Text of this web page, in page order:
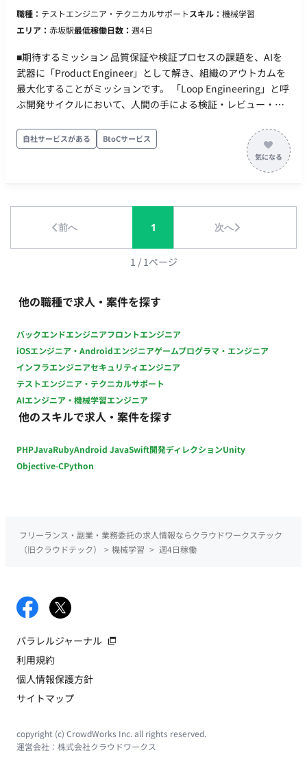
トの意思決定を促すための「ストーリー」として構成し、分か
りやすい提案資料（PowerPoint等）を作成する。 ・インサイ
か」「次はどうすべきか」という深い示唆を導き出し、クライ
アントのネクストアクションを具体化する。 クライアントコミ
ュニケーション プロジェクトの報告会において、自身の分析パ
ートに関する報告や質疑応答を主体的に行う。 ■チーム体制 ・
発フェーズと予定 事業拡大フェーズに伴い、人員増を計画して
います。 ■案件の魅力（会社について・サービスについて） ・
データサイエンスとビジネスのハイブリッド コンサルタントと
データサイエンティストの両方と協業するため、ビジネス感覚
ります。 ・柔軟で最先端な分析環境 分析の土台となるのが、
MMMの知見が凝縮された自社開発の分析フレームワークやソリ
ューションです。それに加え、分析環境は常にアップデートさ
に最適な手法を探求・選択できる環境で、自身のスキルを磨き
も可能だが、出社も可能な方を優先して採用 ■働き方 週4日から
稼働可能です。
職種： テストエンジニア・テクニカルサポートスキル： 機械学習
エリア： 赤坂駅最低稼働日数： 週4日
■期待するミッション 品質保証や検証プロセスの課題を、AIを
武器に「Product Engineer」として解き、組織のアウトカムを
最大化することがミッションです。 「Loop Engineering」と呼
ぶ開発サイクルにおいて、人間の手による検証・レビュー・マ
そのものをエージェント化・自動化し、品質を保ったまま圧倒
的なスピードで開発Loopを回せる状態を創り上げることが期待
検証の仕組み」（評価Agent・品質ゲート・検証パイプライ
WebSocketなどレバレッジの効くバックエンド領域からの自動
検証パイプライン構築 ・ 既存E2Eを活かしたマージ前のデグレ
検知自動化、および将来的にはモバイルアプリ（Flutter）の
に必要なログ仕込みなど、プロダクトコード側への直接的な実
装・改修 ・ Agentの出力品質（文脈の妥当性や自然さなど）や
程：【要件定義・設計・実装・テスト・保守運用】 ■チーム体
制 ・ フルスタックエンジニア（業務委託）：7名 ・ 技術検証担
当エンジニア（業務委託）：1名 ※本ポジションは専任（1人
目）として独立して動いていただく想定です。 ■開発環境 プロ
グラミング：Flutter ■働き方 ・ 稼働量：月64時間〜（週2日程
度〜） ■ このポジションの魅力・得られる経験 ・AIネイティブ
効く「スループット最大化」の要 ・過去の常識を捨てる（アン
ラーニングする）知的興奮 「人間によるレビュー」という常識
たな開発の当たり前』を自ら創り上げる手触り感と知的興奮に
満ちた役割です。
自社サービスがある BtoCサービス
前へ 1 次へ
1 / 1ページ
他の職種で求人・案件を探す
バックエンドエンジニアフロントエンジニア
iOSエンジニア・Androidエンジニアゲームプログラマ・エンジニア
インフラエンジニアセキュリティエンジニア
テストエンジニア・テクニカルサポート
AIエンジニア・機械学習エンジニア
他のスキルで求人・案件を探す
PHPJavaRubyAndroid JavaSwift開発ディレクションUnity
Objective-CPython
フリーランス・副業・業務委託の求人情報ならクラウドワークステック
（旧クラウドテック）
> 機械学習 > 週4日稼働
パラレルジャーナル
利用規約
個人情報保護方針
サイトマップ
copyright (c) CrowdWorks Inc. all rights reserved.
運営会社： 株式会社クラウドワークス